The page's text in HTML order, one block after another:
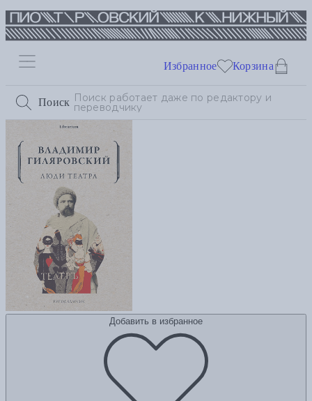
Поиск
Избранное Корзина
Добавить в избранное